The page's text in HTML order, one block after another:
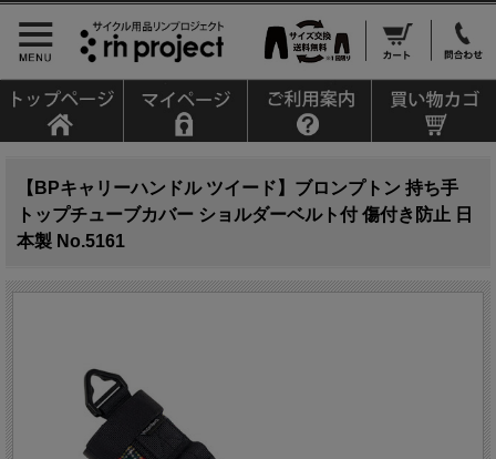
【BPキャリーハンドル ツイード】ブロンプトン 持ち手
トップチューブカバー ショルダーベルト付 傷付き防止 日
本製 No.5161